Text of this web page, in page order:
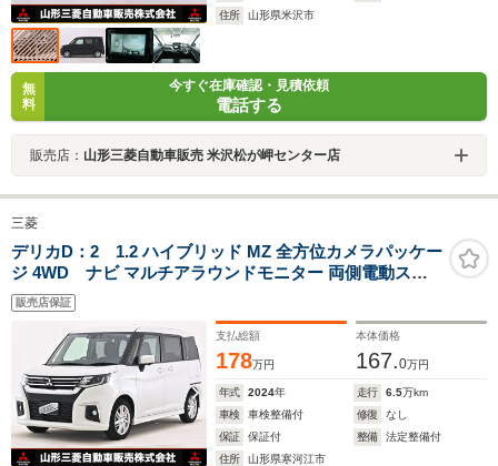
住所
山形県米沢市
無
料
今すぐ在庫確認・見積依頼
電話する
販売店： 山形三菱自動車販売 米沢松が岬センター店
三菱
デリカD：2 1.2 ハイブリッド MZ 全方位カメラパッケー
ジ 4WD ナビ マルチアラウンドモニター 両側電動スラ
イドドア ドライブレコーダー ETC シートヒーター 前席
ウォークスルー 横滑り防止装置
販売店保証
支払総額
178万円
本体価格
167.0万円
年式 2024年 走行 6.5万km
車検
車検整備付 修復
なし
保証
保証付 整備
法定整備付
住所
山形県寒河江市